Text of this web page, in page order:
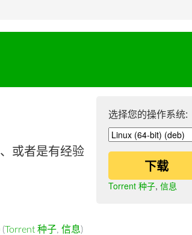
选择您的操作系统:
下载
Torrent 种子, 信息
或者是有经验
(Torrent 种子, 信息)